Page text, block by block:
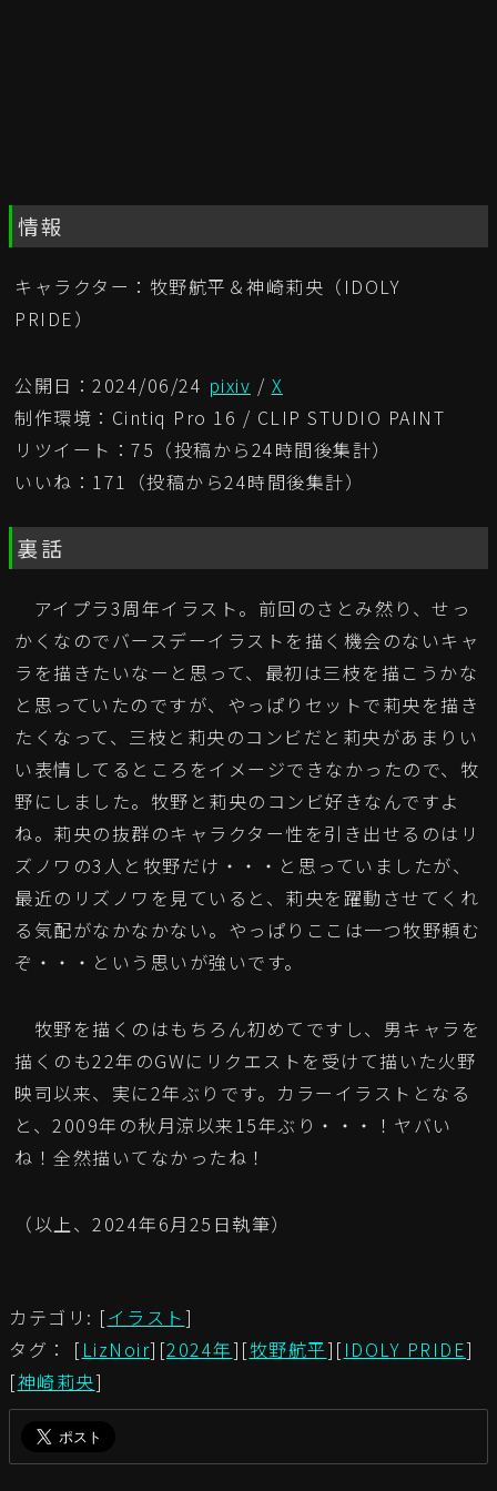
情報
キャラクター：牧野航平＆神崎莉央（IDOLY
PRIDE）
公開日：2024/06/24 pixiv / X
制作環境：Cintiq Pro 16 / CLIP STUDIO PAINT
リツイート：75（投稿から24時間後集計）
いいね：171（投稿から24時間後集計）
裏話
アイプラ3周年イラスト。前回のさとみ然り、せっ
かくなのでバースデーイラストを描く機会のないキャ
ラを描きたいなーと思って、最初は三枝を描こうかな
と思っていたのですが、やっぱりセットで莉央を描き
たくなって、三枝と莉央のコンビだと莉央があまりい
い表情してるところをイメージできなかったので、牧
野にしました。牧野と莉央のコンビ好きなんですよ
ね。莉央の抜群のキャラクター性を引き出せるのはリ
ズノワの3人と牧野だけ・・・と思っていましたが、
最近のリズノワを見ていると、莉央を躍動させてくれ
る気配がなかなかない。やっぱりここは一つ牧野頼む
ぞ・・・という思いが強いです。
牧野を描くのはもちろん初めてですし、男キャラを
描くのも22年のGWにリクエストを受けて描いた火野
映司以来、実に2年ぶりです。カラーイラストとなる
と、2009年の秋月涼以来15年ぶり・・・！ヤバい
ね！全然描いてなかったね！
（以上、2024年6月25日執筆）
カテゴリ: [イラスト]
タグ： [LizNoir][2024年][牧野航平][IDOLY PRIDE]
[神崎莉央]